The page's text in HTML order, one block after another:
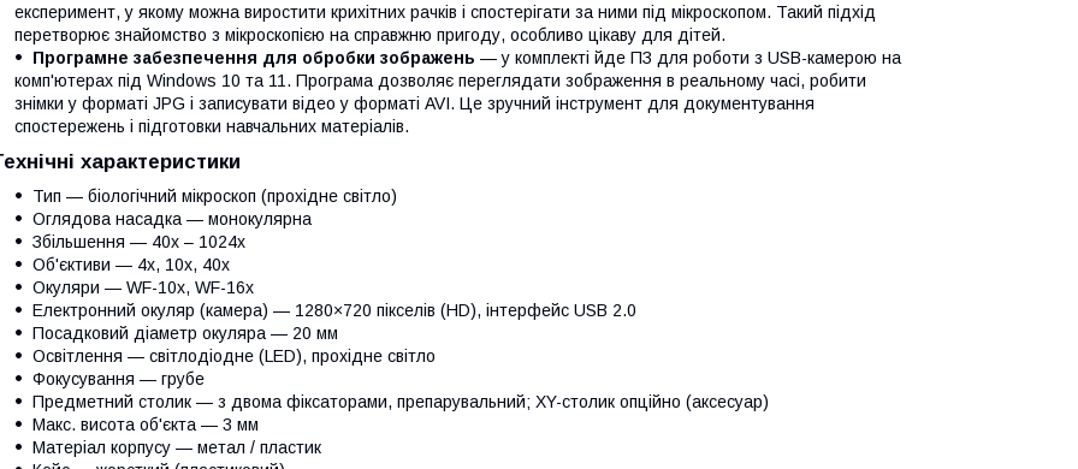
експеримент, у якому можна виростити крихітних рачків і спостерігати за ними під мікроскопом. Такий підхід
перетворює знайомство з мікроскопією на справжню пригоду, особливо цікаву для дітей.
Програмне забезпечення для обробки зображень — у комплекті йде ПЗ для роботи з USB-камерою на
комп'ютерах під Windows 10 та 11. Програма дозволяє переглядати зображення в реальному часі, робити
знімки у форматі JPG і записувати відео у форматі AVI. Це зручний інструмент для документування
спостережень і підготовки навчальних матеріалів.
характеристики
Тип — біологічний мікроскоп (прохідне світло)
Оглядова насадка — монокулярна
Збільшення — 40x – 1024x
Об'єктиви — 4x, 10x, 40x
Окуляри — WF-10x, WF-16x
Електронний окуляр (камера) — 1280×720 пікселів (HD), інтерфейс USB 2.0
Посадковий діаметр окуляра — 20 мм
Освітлення — світлодіодне (LED), прохідне світло
Фокусування — грубе
Предметний столик — з двома фіксаторами, препарувальний; XY-столик опційно (аксесуар)
Макс. висота об'єкта — 3 мм
Матеріал корпусу — метал / пластик